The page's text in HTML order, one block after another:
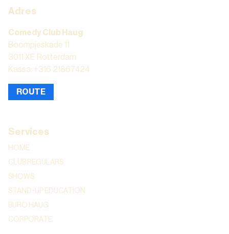
Adres
Comedy Club Haug
Boompjeskade 11
3011 XE Rotterdam
Kassa: +316 21867424
ROUTE
Services
HOME
CLUB REGULARS
SHOWS
STAND-UP EDUCATION
BURO HAUG
CORPORATE